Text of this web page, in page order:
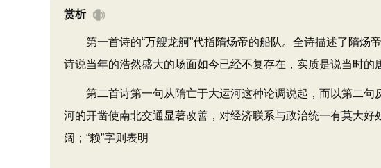
赏析
第一首诗的“万艘龙舸”代指隋炀帝的船队。全诗描述了隋炀
诗说当年的浩然盛大的场面如今已经不复存在，实质是说当时
第二首诗第一句从隋亡于大运河这种论调说起，而以第二句
河的开凿使南北交通显著改善，对经济联系与政治统一有莫大好
阔；“赖”字则表明